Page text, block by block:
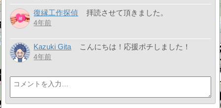
復縁工作探偵 拝読させて頂きました。
4年前
Kazuki Gita こんにちは！応援ポチしました！
4年前